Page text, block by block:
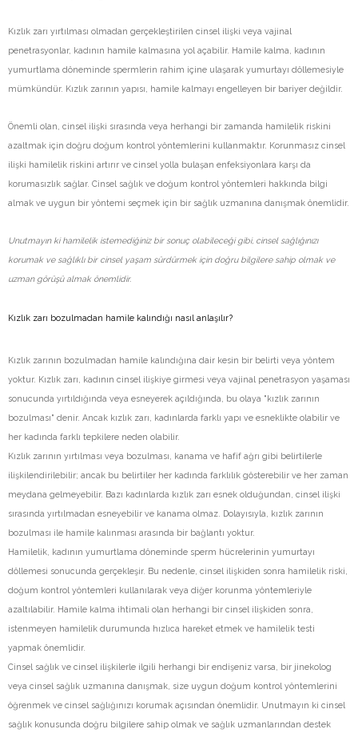
Kızlık zarı yırtılması olmadan gerçekleştirilen cinsel ilişki veya vajinal
penetrasyonlar, kadının hamile kalmasına yol açabilir. Hamile kalma, kadının
yumurtlama döneminde spermlerin rahim içine ulaşarak yumurtayı döllemesiyle
mümkündür. Kızlık zarının yapısı, hamile kalmayı engelleyen bir bariyer değildir.
Önemli olan, cinsel ilişki sırasında veya herhangi bir zamanda hamilelik riskini
azaltmak için doğru doğum kontrol yöntemlerini kullanmaktır. Korunmasız cinsel
ilişki hamilelik riskini artırır ve cinsel yolla bulaşan enfeksiyonlara karşı da
korumasızlık sağlar. Cinsel sağlık ve doğum kontrol yöntemleri hakkında bilgi
almak ve uygun bir yöntemi seçmek için bir sağlık uzmanına danışmak önemlidir.
Unutmayın ki hamilelik istemediğiniz bir sonuç olabileceği gibi, cinsel sağlığınızı
korumak ve sağlıklı bir cinsel yaşam sürdürmek için doğru bilgilere sahip olmak ve
uzman görüşü almak önemlidir.
Kızlık zarı bozulmadan hamile kalındığı nasıl anlaşılır?
Kızlık zarının bozulmadan hamile kalındığına dair kesin bir belirti veya yöntem
yoktur. Kızlık zarı, kadının cinsel ilişkiye girmesi veya vajinal penetrasyon yaşaması
sonucunda yırtıldığında veya esneyerek açıldığında, bu olaya "kızlık zarının
bozulması" denir. Ancak kızlık zarı, kadınlarda farklı yapı ve esneklikte olabilir ve
her kadında farklı tepkilere neden olabilir.
Kızlık zarının yırtılması veya bozulması, kanama ve hafif ağrı gibi belirtilerle
ilişkilendirilebilir; ancak bu belirtiler her kadında farklılık gösterebilir ve her zaman
meydana gelmeyebilir. Bazı kadınlarda kızlık zarı esnek olduğundan, cinsel ilişki
sırasında yırtılmadan esneyebilir ve kanama olmaz. Dolayısıyla, kızlık zarının
bozulması ile hamile kalınması arasında bir bağlantı yoktur.
Hamilelik, kadının yumurtlama döneminde sperm hücrelerinin yumurtayı
döllemesi sonucunda gerçekleşir. Bu nedenle, cinsel ilişkiden sonra hamilelik riski,
doğum kontrol yöntemleri kullanılarak veya diğer korunma yöntemleriyle
azaltılabilir. Hamile kalma ihtimali olan herhangi bir cinsel ilişkiden sonra,
istenmeyen hamilelik durumunda hızlıca hareket etmek ve hamilelik testi
yapmak önemlidir.
Cinsel sağlık ve cinsel ilişkilerle ilgili herhangi bir endişeniz varsa, bir jinekolog
veya cinsel sağlık uzmanına danışmak, size uygun doğum kontrol yöntemlerini
öğrenmek ve cinsel sağlığınızı korumak açısından önemlidir. Unutmayın ki cinsel
sağlık konusunda doğru bilgilere sahip olmak ve sağlık uzmanlarından destek